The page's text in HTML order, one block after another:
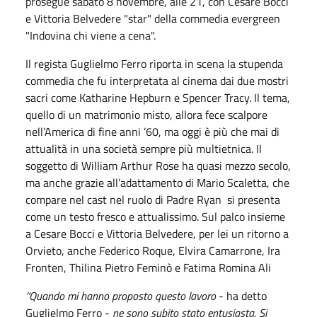
e Vittoria Belvedere "star" della commedia evergreen
"Indovina chi viene a cena".
Il regista Guglielmo Ferro riporta in scena la stupenda
commedia che fu interpretata al cinema dai due mostri
sacri come Katharine Hepburn e Spencer Tracy. Il tema,
quello di un matrimonio misto, allora fece scalpore
nell’America di fine anni ’60, ma oggi è più che mai di
attualità in una società sempre più multietnica. Il
soggetto di William Arthur Rose ha quasi mezzo secolo,
ma anche grazie all’adattamento di Mario Scaletta, che
compare nel cast nel ruolo di Padre Ryan si presenta
come un testo fresco e attualissimo. Sul palco insieme
a Cesare Bocci e Vittoria Belvedere, per lei un ritorno a
Orvieto, anche Federico Roque, Elvira Camarrone, Ira
Fronten, Thilina Pietro Feminò e Fatima Romina Ali
“Quando mi hanno proposto questo lavoro- ha detto
Guglielmo Ferro - ne sono subito stato entusiasta. Si